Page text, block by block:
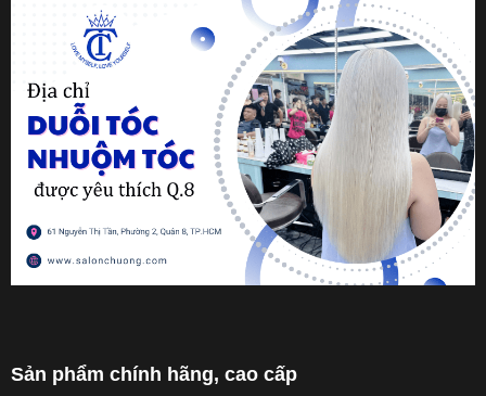
Sản phẩm chính hãng, cao cấp